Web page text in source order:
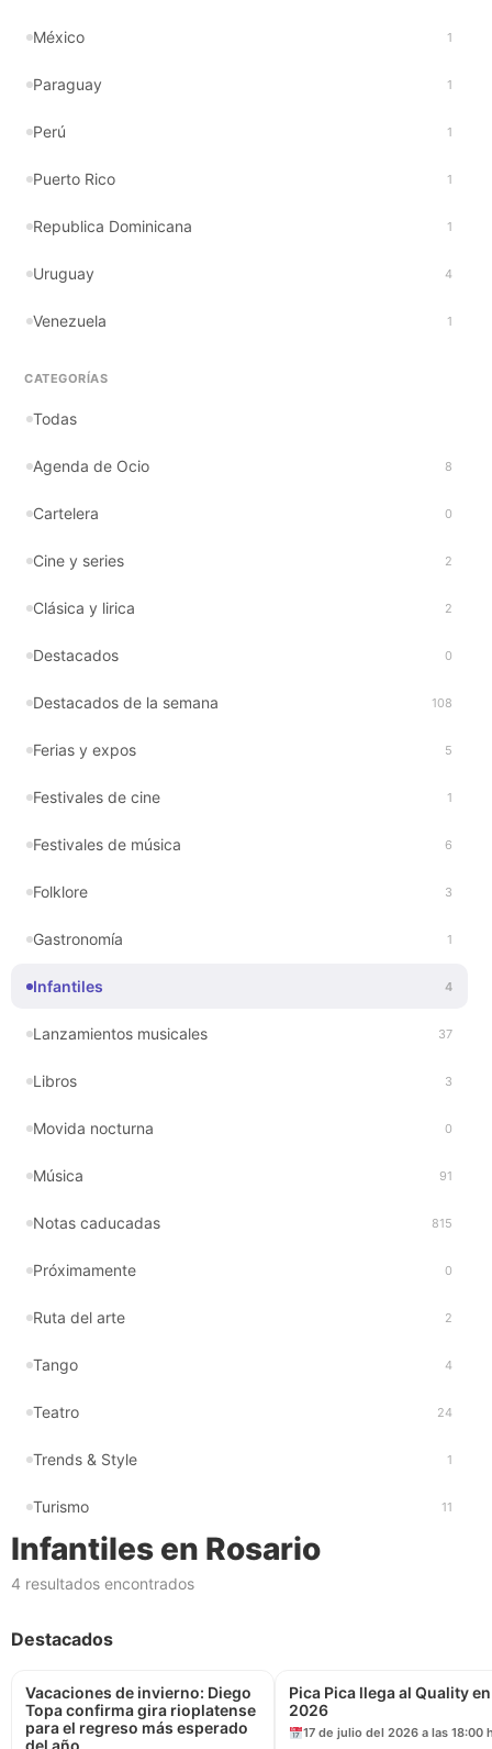
México 1
Paraguay 1
Perú 1
Puerto Rico 1
Republica Dominicana 1
Uruguay 4
Venezuela 1
CATEGORÍAS
Todas
Agenda de Ocio 8
Cartelera 0
Cine y series 2
Clásica y lirica 2
Destacados 0
Destacados de la semana 108
Ferias y expos 5
Festivales de cine 1
Festivales de música 6
Folklore 3
Gastronomía 1
Infantiles 4
Lanzamientos musicales 37
Libros 3
Movida nocturna 0
Música 91
Notas caducadas 815
Próximamente 0
Ruta del arte 2
Tango 4
Teatro 24
Trends & Style 1
Turismo 11
Infantiles en Rosario
4 resultados encontrados
Destacados
Vacaciones de invierno: Diego
Topa confirma gira rioplatense
para el regreso más esperado
del año
Pica Pica llega al Quality en
2026
17 de julio del 2026 a las 18:00